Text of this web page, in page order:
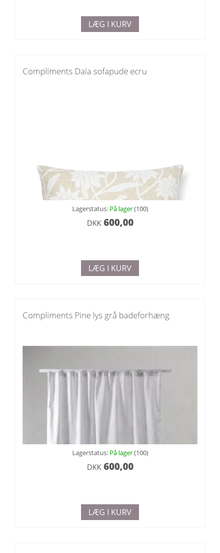
LÆG I KURV
Compliments Daia sofapude ecru
Lagerstatus: På lager(100)
DKK600,00
LÆG I KURV
Compliments Pine lys grå badeforhæng
Lagerstatus: På lager(100)
DKK600,00
LÆG I KURV